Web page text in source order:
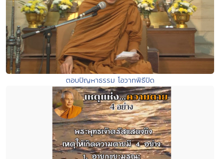
ตอบปัญหาธรรม โอวาทพิธีปิด